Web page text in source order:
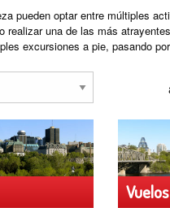
pueden optar entre múltiples
realizar una de las más
excursiones a pie, pasando